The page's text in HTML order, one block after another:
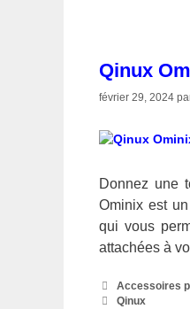
Qinux
février 29, 2024
Donnez une
Ominix est
qui vous
attachées à
Catégories
Accessoires
Étiquettes
Qinux